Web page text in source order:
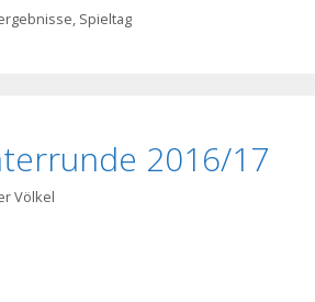
, Spieltag
2016/17
Völkel